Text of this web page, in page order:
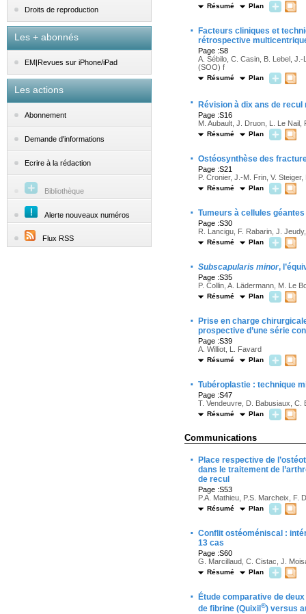
Droits de reproduction
Les + abonnés
EM|Revues sur iPhone/iPad
Les actions
Abonnement
Demande d'informations
Ecrire à la rédaction
Bibliothèque
Alerte nouveaux numéros
Flux RSS
Résumé Plan
·
Facteurs cliniques et
rétrospective
Page :S8
A. Sébilo, C. Casin, B. Lebel, J.-
(SOO) f
Résumé Plan
· Révision à dix ans de
Page :S16
M. Aubault, J. Druon, L. Le Nail,
Résumé Plan
· Ostéosynthèse des
Page :S21
P. Cronier, J.-M. Frin, V.
Résumé Plan
· Tumeurs à cellules
Page :S30
R. Lancigu, F. Rabarin, J.
Résumé Plan
· Subscapularis minor,
Page :S35
P. Collin, A. Lädermann, M. Le
Résumé Plan
·
Prise en charge
prospective d’une série
Page :S39
A. Williot, L. Favard
Résumé Plan
· Tubéroplastie : technique
Page :S47
T. Vendeuvre, D. Babusiaux, C.
Résumé Plan
Communications
·
Place respective de
dans le traitement de
de recul
Page :S53
P.A. Mathieu, P.S. Marcheix, F.
Résumé Plan
· Conflit ostéoméniscal :
13 cas
Page :S60
G. Marcillaud, C. Cistac, J.
Résumé Plan
·
Étude comparative de
de fibrine (Quixil ®) versus